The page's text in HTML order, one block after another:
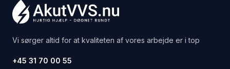
Vi sørger altid for at kvaliteten af vores arbejde er i top
+45 31 70 00 55